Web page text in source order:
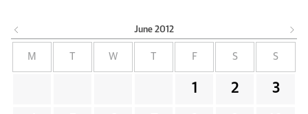
June 2012
M W F S S
1 2 3